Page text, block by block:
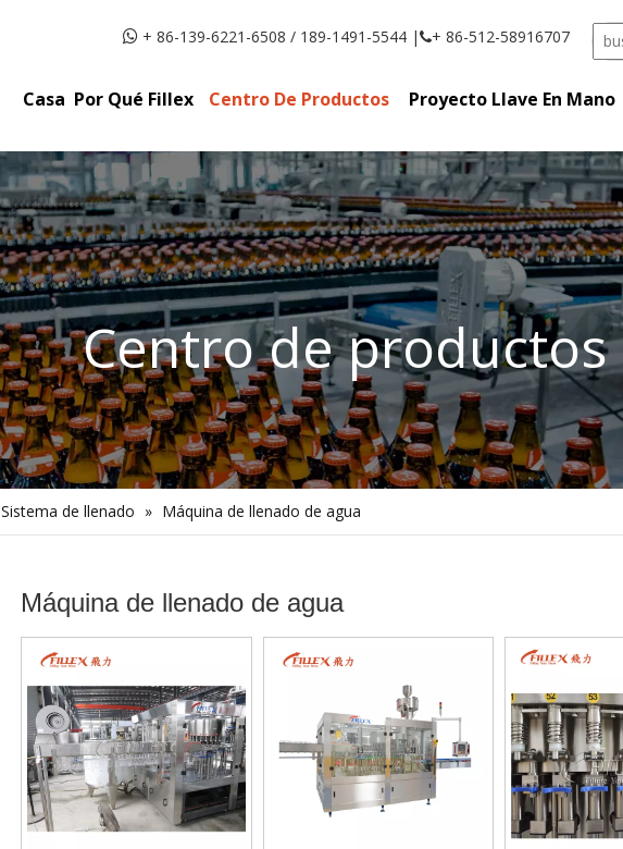
 + 86-139-6221-6508 / 189-1491-5544 | + 86-512-58916707
Casa Por Qué Fillex Centro De Productos Proyecto Llave En Mano
Centro de productos
Sistema de llenado » Máquina de llenado de agua
Máquina de llenado de agua